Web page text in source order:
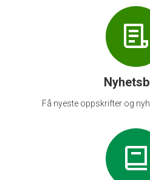
Få nyeste oppskrifter og